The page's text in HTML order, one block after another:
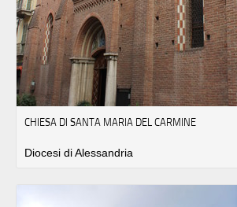
CHIESA DI SANTA MARIA DEL CARMINE
Diocesi di Alessandria